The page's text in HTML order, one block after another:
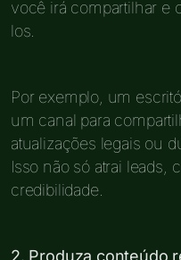
você irá compartilhar e
los.
Por exemplo, um
um canal para
atualizações legais ou
Isso não só atrai leads,
credibilidade.
2. Produza conteúdo